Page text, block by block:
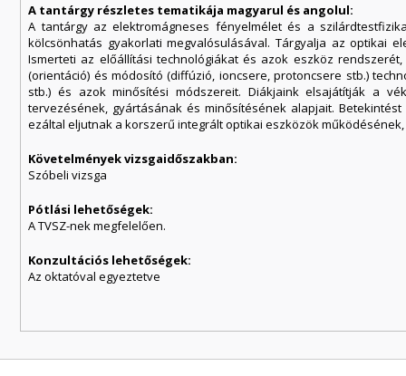
A tantárgy részletes tematikája magyarul és angolul:
A tantárgy az elektromágneses fényelmélet és a
kölcsönhatás gyakorlati megvalósulásával. Tárgyalja az optikai
Ismerteti az előállítási technológiákat és azok eszköz
(orientáció) és módosító (diffúzió, ioncsere, protoncsere stb.)
stb.) és azok minősítési módszereit. Diákjaink elsajátítják a
tervezésének, gyártásának és minősítésének alapjait.
ezáltal eljutnak a korszerű integrált optikai eszközök
Követelmények vizsgaidőszakban:
Szóbeli vizsga
Pótlási lehetőségek:
A TVSZ-nek megfelelően.
Konzultációs lehetőségek:
Az oktatóval egyeztetve